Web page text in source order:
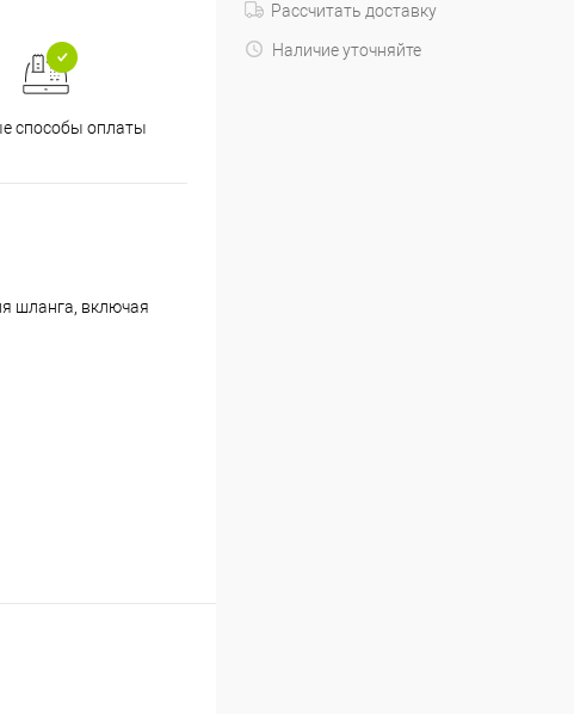
способы оплаты
шланга, включая
Рассчитать доставку
Наличие уточняйте